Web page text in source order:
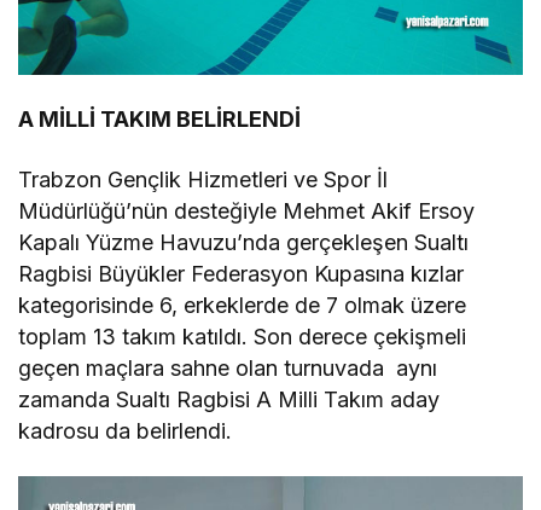
A MİLLİ TAKIM BELİRLENDİ
Trabzon Gençlik Hizmetleri ve Spor İl
Müdürlüğü’nün desteğiyle Mehmet Akif Ersoy
Kapalı Yüzme Havuzu’nda gerçekleşen Sualtı
Ragbisi Büyükler Federasyon Kupasına kızlar
kategorisinde 6, erkeklerde de 7 olmak üzere
toplam 13 takım katıldı. Son derece çekişmeli
geçen maçlara sahne olan turnuvada aynı
zamanda Sualtı Ragbisi A Milli Takım aday
kadrosu da belirlendi.